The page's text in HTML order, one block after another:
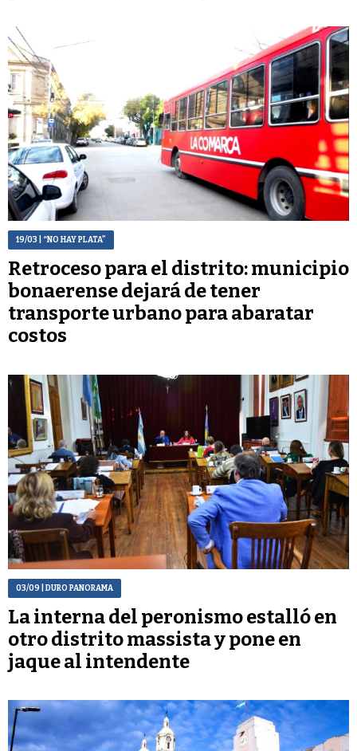
19/03 | “NO HAY PLATA”
Retroceso para el distrito: municipio
bonaerense dejará de tener
transporte urbano para abaratar
costos
03/09 | DURO PANORAMA
La interna del peronismo estalló en
otro distrito massista y pone en
jaque al intendente